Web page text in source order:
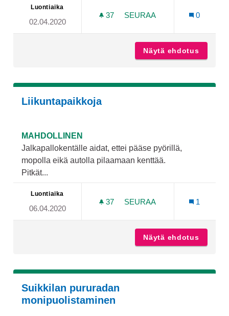
Luontiaika
02.04.2020
37 37 SEURAAJAA
SEURAA
0
Näytä ehdotus
Liikuntapaikkoja
MAHDOLLINEN
Jalkapallokentälle aidat, ettei pääse pyörillä,
mopolla eikä autolla pilaamaan kenttää.
Pitkät...
Luontiaika
06.04.2020
37 37 SEURAAJAA
SEURAA
1
Näytä ehdotus
Suikkilan pururadan
monipuolistaminen